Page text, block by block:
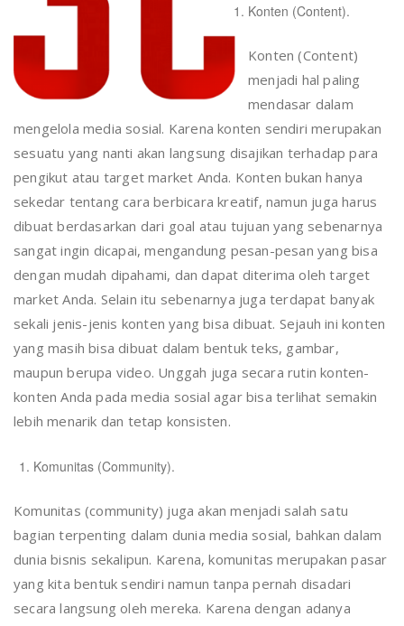
Konten (Content).
Konten (Content)
menjadi hal paling
mendasar dalam
mengelola media sosial. Karena konten sendiri merupakan
sesuatu yang nanti akan langsung disajikan terhadap para
pengikut atau target market Anda. Konten bukan hanya
sekedar tentang cara berbicara kreatif, namun juga harus
dibuat berdasarkan dari goal atau tujuan yang sebenarnya
sangat ingin dicapai, mengandung pesan-pesan yang bisa
dengan mudah dipahami, dan dapat diterima oleh target
market Anda. Selain itu sebenarnya juga terdapat banyak
sekali jenis-jenis konten yang bisa dibuat. Sejauh ini konten
yang masih bisa dibuat dalam bentuk teks, gambar,
maupun berupa video. Unggah juga secara rutin konten-
konten Anda pada media sosial agar bisa terlihat semakin
lebih menarik dan tetap konsisten.
Komunitas (Community).
Komunitas (community) juga akan menjadi salah satu
bagian terpenting dalam dunia media sosial, bahkan dalam
dunia bisnis sekalipun. Karena, komunitas merupakan pasar
yang kita bentuk sendiri namun tanpa pernah disadari
secara langsung oleh mereka. Karena dengan adanya